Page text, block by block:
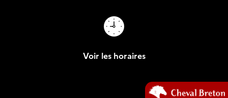
Voir les horaires